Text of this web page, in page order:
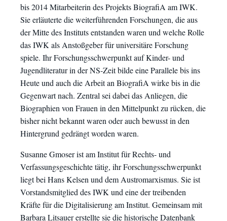
bis 2014 Mitarbeiterin des Projekts BiografiA am IWK.
Sie erläuterte die weiterführenden Forschungen, die aus
der Mitte des Instituts entstanden waren und welche Rolle
das IWK als Anstoßgeber für universitäre Forschung
spiele. Ihr Forschungsschwerpunkt auf Kinder- und
Jugendliteratur in der NS-Zeit bilde eine Parallele bis ins
Heute und auch die Arbeit an BiografiA wirke bis in die
Gegenwart nach. Zentral sei dabei das Anliegen, die
Biographien von Frauen in den Mittelpunkt zu rücken, die
bisher nicht bekannt waren oder auch bewusst in den
Hintergrund gedrängt worden waren.
Susanne Gmoser ist am Institut für Rechts- und
Verfassungsgeschichte tätig, ihr Forschungsschwerpunkt
liegt bei Hans Kelsen und dem Austromarxismus. Sie ist
Vorstandsmitglied des IWK und eine der treibenden
Kräfte für die Digitalisierung am Institut. Gemeinsam mit
Barbara Litsauer erstellte sie die historische Datenbank